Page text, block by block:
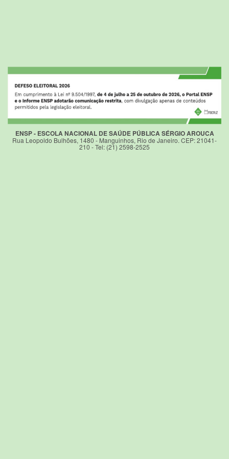
ENSP - ESCOLA NACIONAL DE SAÚDE PÚBLICA SÉRGIO AROUCA
Rua Leopoldo Bulhões, 1480 - Manguinhos, Rio de Janeiro. CEP: 21041-
210 - Tel: (21) 2598-2525